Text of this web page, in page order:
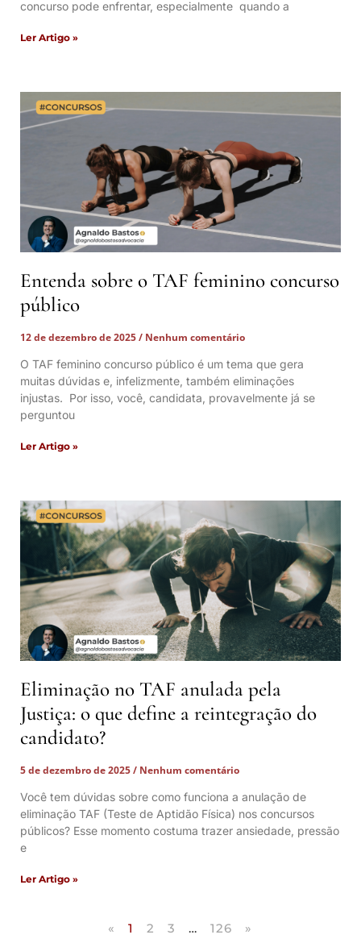
concurso pode enfrentar, especialmente quando a
Ler Artigo »
Entenda sobre o TAF feminino concurso
público
12 de dezembro de 2025
Nenhum comentário
O TAF feminino concurso público é um tema que gera
muitas dúvidas e, infelizmente, também eliminações
injustas. Por isso, você, candidata, provavelmente já se
perguntou
Ler Artigo »
Eliminação no TAF anulada pela
Justiça: o que define a reintegração do
candidato?
5 de dezembro de 2025
Nenhum comentário
Você tem dúvidas sobre como funciona a anulação de
eliminação TAF (Teste de Aptidão Física) nos concursos
públicos? Esse momento costuma trazer ansiedade, pressão
e
Ler Artigo »
« 1 2 3 … 126 »